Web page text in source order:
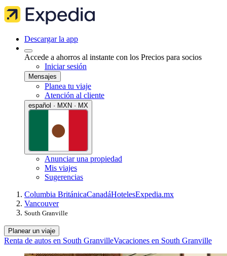
Descargar la app
Accede a ahorros al instante con los Precios para socios
Iniciar sesión
Mensajes
Planea tu viaje
Atención al cliente
español · MXN · MX
Anunciar una propiedad
Mis viajes
Sugerencias
Columbia BritánicaCanadáHotelesExpedia.mx
Vancouver
South Granville
Planear un viaje
Renta de autos en South GranvilleVacaciones en South Granville